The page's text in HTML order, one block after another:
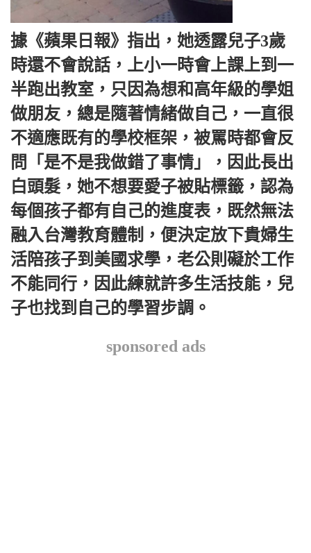
據《蘋果日報》指出，她透露兒子3歲
時還不會說話，上小一時會上課上到一
半跑出教室，只因為想和高年級的學姐
做朋友，總是隨著情緒做自己，一直很
不適應既有的學校框架，被罵時都會反
問「是不是我做錯了事情」，因此長出
白頭髮，她不想要愛子被貼標籤，認為
每個孩子都有自己的進度表，既然無法
融入台灣教育體制，便決定放下貴婦生
活陪孩子到美國求學，老公則礙於工作
不能同行，因此練就許多生活技能，兒
子也找到自己的學習步調。
sponsored ads